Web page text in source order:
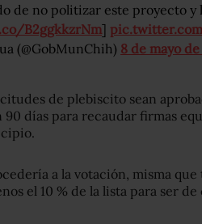
de no politizar este proyecto y
B2ggkkzrNm]
(@GobMunChih) 8 de mayo de
de plebiscito sean
días para recaudar firmas
a la votación, misma
el 10 % de la lista para ser